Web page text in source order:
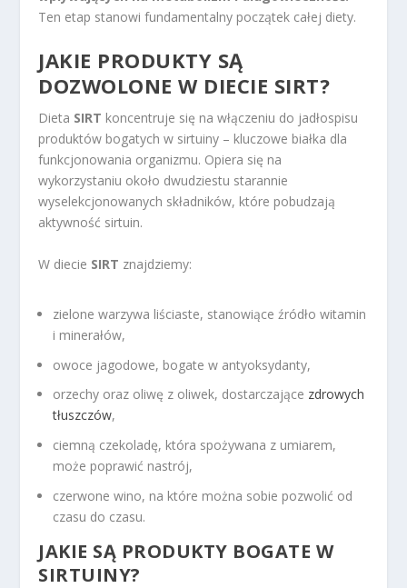
Ten etap stanowi fundamentalny początek całej diety.
JAKIE PRODUKTY SĄ
DOZWOLONE W DIECIE SIRT?
Dieta SIRT koncentruje się na włączeniu do jadłospisu
produktów bogatych w sirtuiny – kluczowe białka dla
funkcjonowania organizmu. Opiera się na
wykorzystaniu około dwudziestu starannie
wyselekcjonowanych składników, które pobudzają
aktywność sirtuin.
W diecie SIRT znajdziemy:
zielone warzywa liściaste, stanowiące źródło witamin
i minerałów,
owoce jagodowe, bogate w antyoksydanty,
orzechy oraz oliwę z oliwek, dostarczające zdrowych
tłuszczów,
ciemną czekoladę, która spożywana z umiarem,
może poprawić nastrój,
czerwone wino, na które można sobie pozwolić od
czasu do czasu.
JAKIE SĄ PRODUKTY BOGATE W
SIRTUINY?